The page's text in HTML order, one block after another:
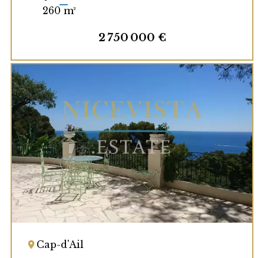
260 m²
2 750 000 €
Cap-d'Ail